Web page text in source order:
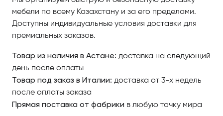
создает ни с чем не сравнимый эффект. Эта
величественная люстра прекрасно подойдет для
жилых и коммерческих помещений элитного класса.
За каждой хрустальной люстрой Manooi кроется
жизнь ответственны наши мастера, превращающие
мебели по всему Казахстану и за его пределами.
Доступны индивидуальные условия доставки для
премиальных заказов.
Товар из наличия в Астане: доставка на следующий
день после оплаты
Товар под заказ в Италии: доставка от 3-х недель
после оплаты заказа
Прямая поставка от фабрики в любую точку мира